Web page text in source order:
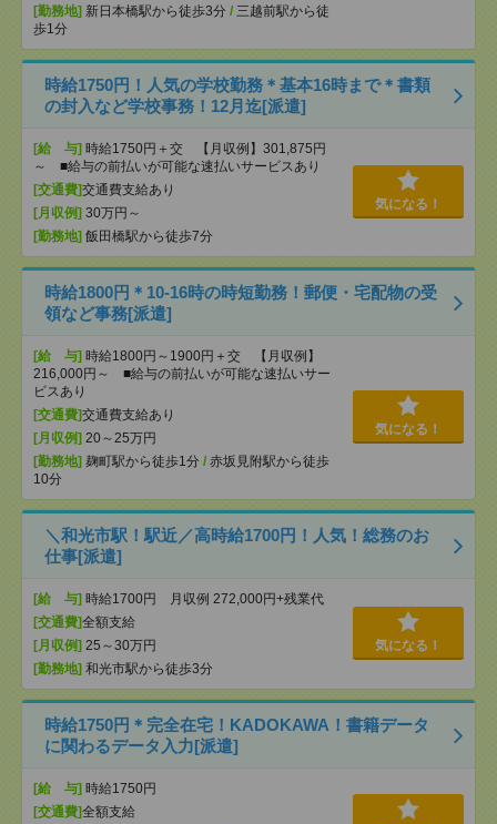
[勤務地] 新日本橋駅から徒歩3分 / 三越前駅から徒
歩1分
時給1750円！人気の学校勤務＊基本16時まで＊書類
の封入など学校事務！12月迄[派遣]
[給 与] 時給1750円＋交 【月収例】301,875円
～ ■給与の前払いが可能な速払いサービスあり
[交通費]交通費支給あり
[月収例] 30万円～
[勤務地] 飯田橋駅から徒歩7分
気になる！
時給1800円＊10-16時の時短勤務！郵便・宅配物の受
領など事務[派遣]
[給 与] 時給1800円～1900円＋交 【月収例】
216,000円～ ■給与の前払いが可能な速払いサー
ビスあり
[交通費]交通費支給あり
[月収例] 20～25万円
[勤務地] 麹町駅から徒歩1分 / 赤坂見附駅から徒歩
10分
気になる！
＼和光市駅！駅近／高時給1700円！人気！総務のお
仕事[派遣]
[給 与] 時給1700円 月収例 272,000円+残業代
[交通費]全額支給
[月収例] 25～30万円
[勤務地] 和光市駅から徒歩3分
気になる！
時給1750円＊完全在宅！KADOKAWA！書籍データ
に関わるデータ入力[派遣]
[給 与] 時給1750円
[交通費]全額支給